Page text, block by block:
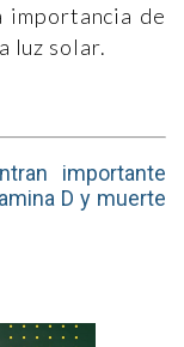
importancia de
luz solar.
importante
D y muerte